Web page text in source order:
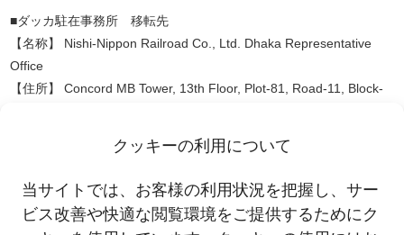
クッキーの利用について
当サイトでは、お客様の利用状況を把握し、サー
ビス改善や快適な閲覧環境をご提供するためにク
■ダッカ駐在事務所 移転先
【名称】 Nishi-Nippon Railroad Co., Ltd. Dhaka Representative
Office
【住所】 Concord MB Tower, 13th Floor, Plot-81, Road-11, Block-
画部（03-4332-5060）まで